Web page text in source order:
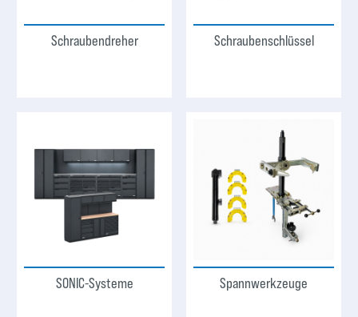
Schraubendreher Schraubenschlüssel
SONIC-Systeme Spannwerkzeuge